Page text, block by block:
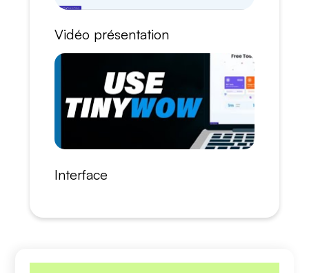
Vidéo présentation
Interface